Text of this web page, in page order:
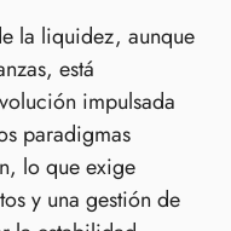
la liquidez, aunque
está
impulsada
paradigmas
lo que exige
y una gestión de